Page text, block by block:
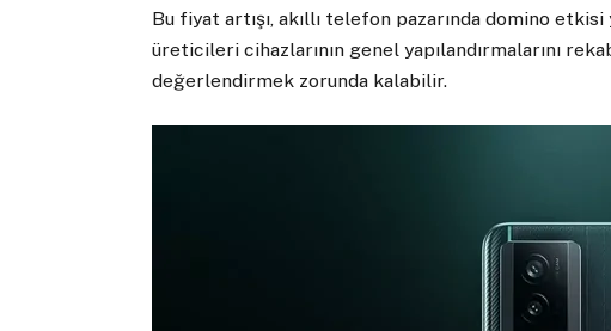
Bu fiyat artışı, akıllı telefon pazarında domino
üreticileri cihazlarının genel yapılandırmalarını
değerlendirmek zorunda kalabilir.